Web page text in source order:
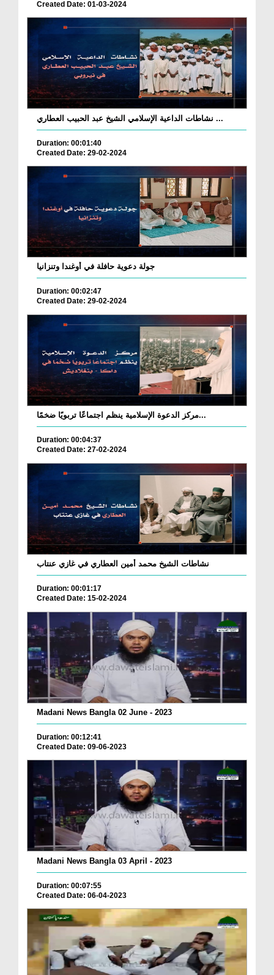
Created Date: 01-03-2024
نشاطات الداعية الإسلامي الشيخ عبد الحبيب العطاري ...
Duration: 00:01:40
Created Date: 29-02-2024
جولة دعوية حافلة في أوغندا وتنزانيا
Duration: 00:02:47
Created Date: 29-02-2024
مركز الدعوة الإسلامية ينظم اجتماعًا تربويًا ضخمًا...
Duration: 00:04:37
Created Date: 27-02-2024
نشاطات الشيخ محمد أمين العطاري في غازي عنتاب
Duration: 00:01:17
Created Date: 15-02-2024
Madani News Bangla 02 June - 2023
Duration: 00:12:41
Created Date: 09-06-2023
Madani News Bangla 03 April - 2023
Duration: 00:07:55
Created Date: 06-04-2023